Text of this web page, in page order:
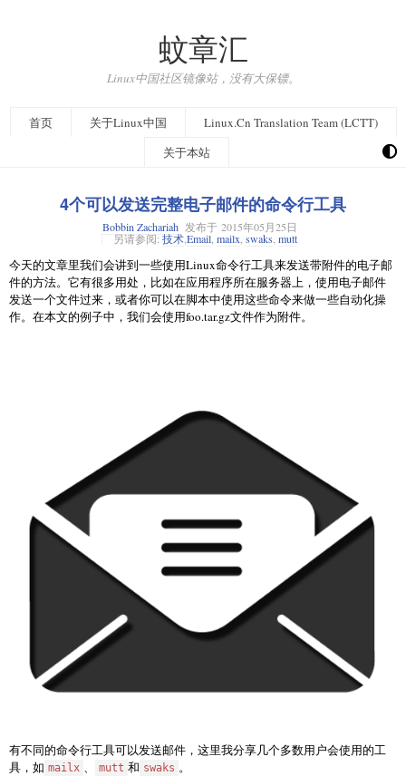
蚊章汇
Linux中国社区镜像站，没有大保镖。
首页 关于Linux中国
Linux.Cn Translation Team (LCTT)
关于本站
4个可以发送完整电子邮件的命令行工具
Bobbin Zachariah发布于 2015年05月25日
另请参阅: 技术Email mailx swaks mutt
今天的文章里我们会讲到一些使用Linux命令行工具来发送带附件的电子邮
件的方法。它有很多用处，比如在应用程序所在服务器上，使用电子邮件
发送一个文件过来，或者你可以在脚本中使用这些命令来做一些自动化操
作。在本文的例子中，我们会使用foo.tar.gz文件作为附件。
有不同的命令行工具可以发送邮件，这里我分享几个多数用户会使用的工
具，如 mailx 、 mutt 和 swaks 。